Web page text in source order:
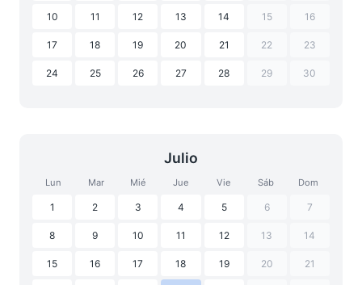
10 11 12 13 14 15 16
17 18 19 20 21 22 23
24 25 26 27 28 29 30
Julio
Lun Mar Mié Jue Vie Sáb Dom
1 2 3 4 5 6 7
8 9 10 11 12 13 14
15 16 17 18 19 20 21